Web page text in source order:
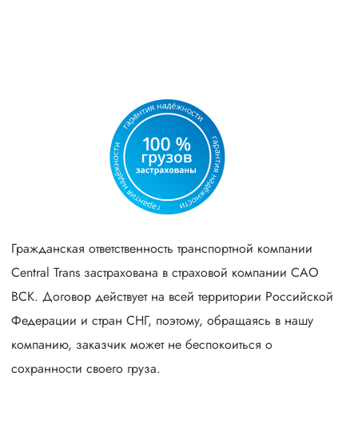
Гражданская ответственность транспортной компании
Central Trans застрахована в страховой компании САО
ВСК. Договор действует на всей территории Российской
Федерации и стран СНГ, поэтому, обращаясь в нашу
компанию, заказчик может не беспокоиться о
сохранности своего груза.